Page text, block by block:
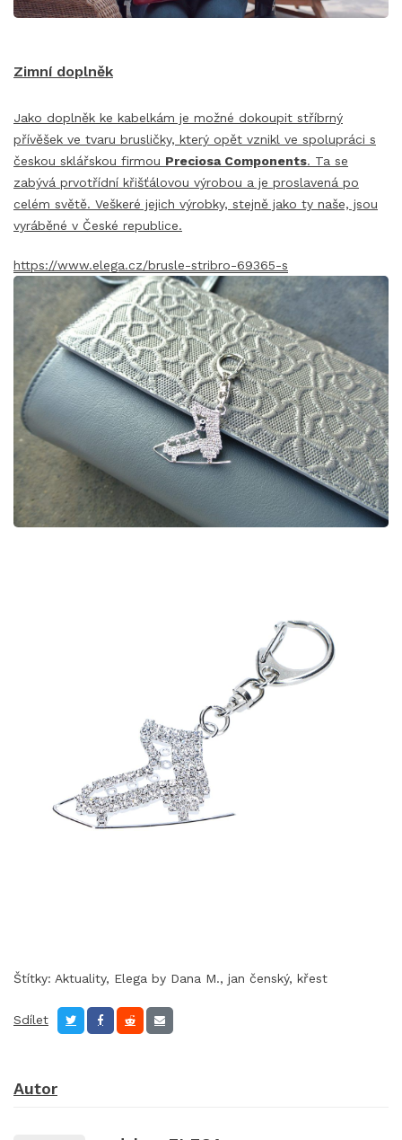
Zimní doplněk
Jako doplněk ke kabelkám je možné dokoupit stříbrný
přívěšek ve tvaru brusličky, který opět vznikl ve spolupráci s
českou sklářskou firmou Preciosa Components. Ta se
zabývá prvotřídní křišťálovou výrobou a je proslavená po
celém světě. Veškeré jejich výrobky, stejně jako ty naše, jsou
vyráběné v České republice.
https://www.elega.cz/brusle-stribro-69365-s
Štítky: Aktuality, Elega by Dana M., jan čenský, křest
Sdílet
Autor